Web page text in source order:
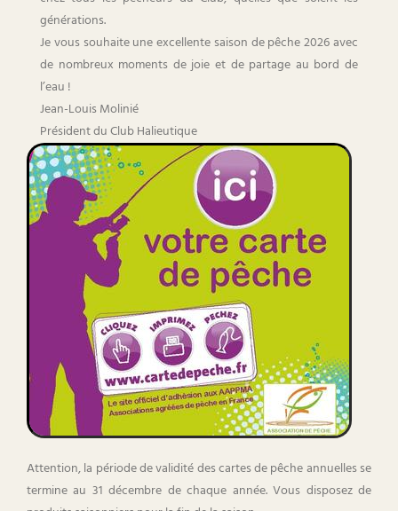
générations.
Je vous souhaite une excellente saison de pêche 2026 avec
de nombreux moments de joie et de partage au bord de
l’eau !
Jean-Louis Molinié
Président du Club Halieutique
Attention, la période de validité des cartes de pêche annuelles se
termine au 31 décembre de chaque année. Vous disposez de